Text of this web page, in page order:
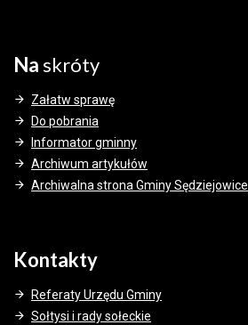
Naskróty
Załatw sprawę
Do pobrania
Informator gminny
Archiwum artykułów
Archiwalna strona Gminy Sędziejowice
Kontakty
Referaty Urzędu Gminy
Sołtysi i rady sołeckie